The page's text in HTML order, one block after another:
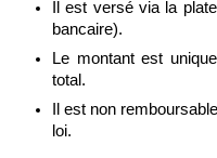
Il est versé via la
bancaire).
Le montant est
total.
Il est non
loi.